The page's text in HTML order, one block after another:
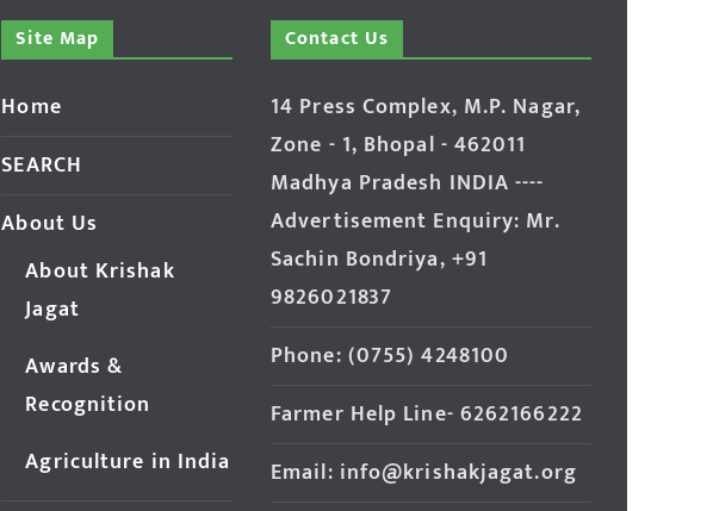
Site Map
Home
SEARCH
About Us
About Krishak
Jagat
Awards &
Recognition
Agriculture in India
Contact Us
14 Press Complex, M.P. Nagar,
Zone - 1, Bhopal - 462011
Madhya Pradesh INDIA ----
Advertisement Enquiry: Mr.
Sachin Bondriya, +91
9826021837
Phone: (0755) 4248100
Farmer Help Line- 6262166222
Email: info@krishakjagat.org